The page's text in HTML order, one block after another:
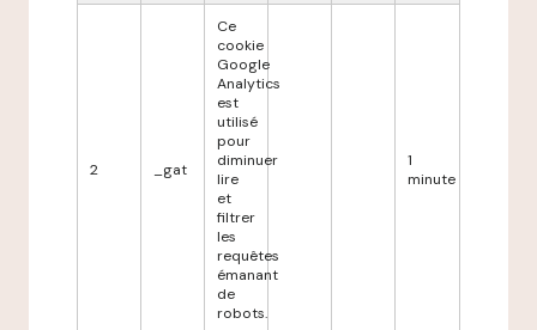
2 _gat
Ce
cookie
Google
Analytics
est
utilisé
pour
diminuer
lire
et
filtrer
les
requêtes
émanant
de
robots.
1
minute